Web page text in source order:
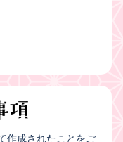
作成されたことをご